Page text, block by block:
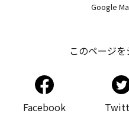
Google
このページ
Facebook